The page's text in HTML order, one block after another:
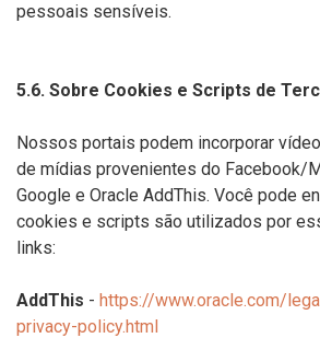
pessoais sensíveis.
5.6. Sobre Cookies e Scripts de
Nossos portais podem incorporar
de mídias provenientes do Facebook/
Google e Oracle AddThis. Você pode
cookies e scripts são utilizados por
links:
AddThis - https://www.oracle.com/
privacy-policy.html